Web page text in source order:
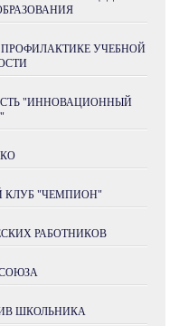
УЧЕБНОЙ
"ИННОВАЦИОННЫЙ
"ЧЕМПИОН"
РАБОТНИКОВ
ШКОЛЬНИКА